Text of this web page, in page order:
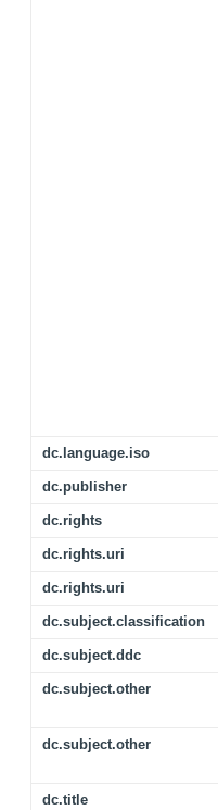
dc.language.iso
dc.publisher
dc.rights
dc.rights.uri
dc.rights.uri
dc.subject.classification
dc.subject.ddc
dc.subject.other
dc.subject.other
dc.title